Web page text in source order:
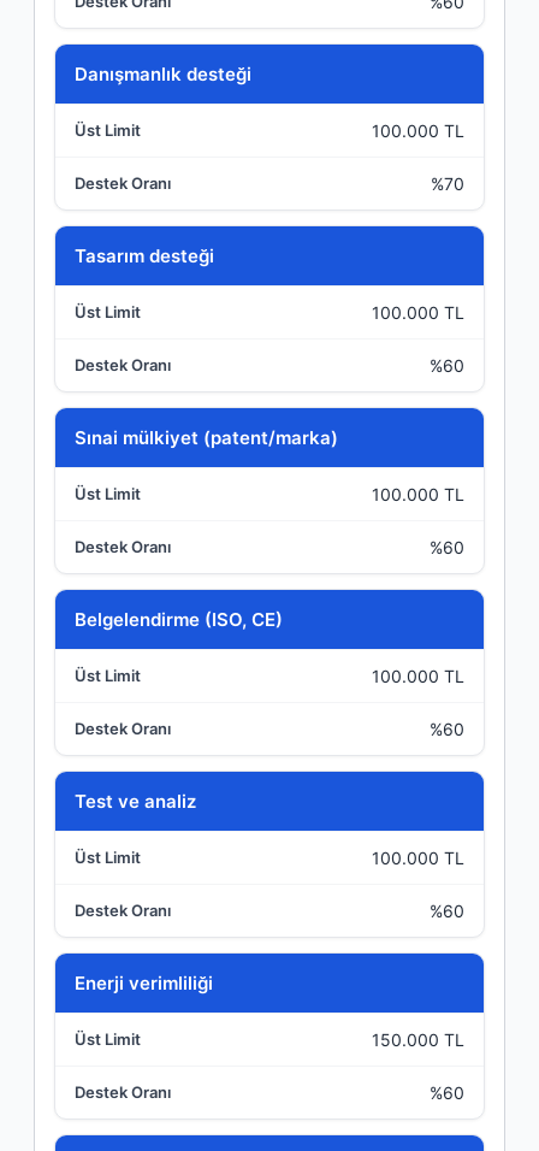
Danışmanlık desteği
100.000 TL
%70
Tasarım desteği
100.000 TL
%60
Sınai mülkiyet (patent/marka)
100.000 TL
%60
Belgelendirme (ISO, CE)
100.000 TL
%60
Test ve analiz
100.000 TL
%60
Enerji verimliliği
150.000 TL
%60